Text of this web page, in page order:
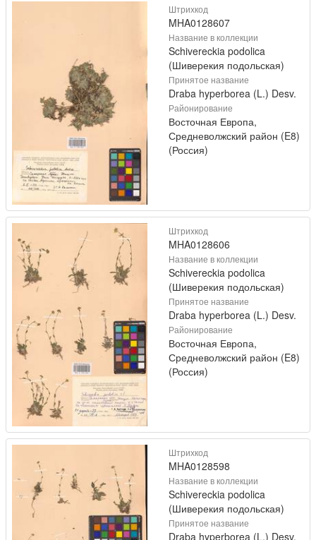
Штрихкод
MHA0128607
Название в коллекции
Schivereckia podolica
(Шиверекия подольская)
Принятое название
Draba hyperborea (L.) Desv.
Районирование
Восточная Европа,
Средневолжский район (E8)
(Россия)
Штрихкод
MHA0128606
Название в коллекции
Schivereckia podolica
(Шиверекия подольская)
Принятое название
Draba hyperborea (L.) Desv.
Районирование
Восточная Европа,
Средневолжский район (E8)
(Россия)
Штрихкод
MHA0128598
Название в коллекции
Schivereckia podolica
(Шиверекия подольская)
Принятое название
Draba hyperborea (L.) Desv.